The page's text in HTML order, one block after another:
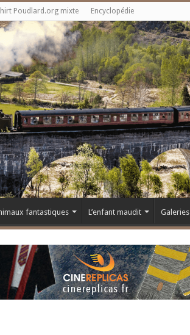
Poudlard.org mixte Encyclopédie
fantastiques L’enfant maudit Galeries